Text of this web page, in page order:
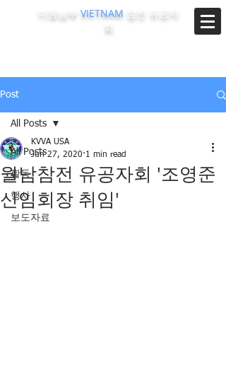
미동남부 VIETNAM 참전 유공자
회
Post
All Posts
활동
행사
보도자료
All Posts
월남참전 유공자회 '조영준
신임회장 취임'
KVVA USA
Jun 27, 2020 1 min read